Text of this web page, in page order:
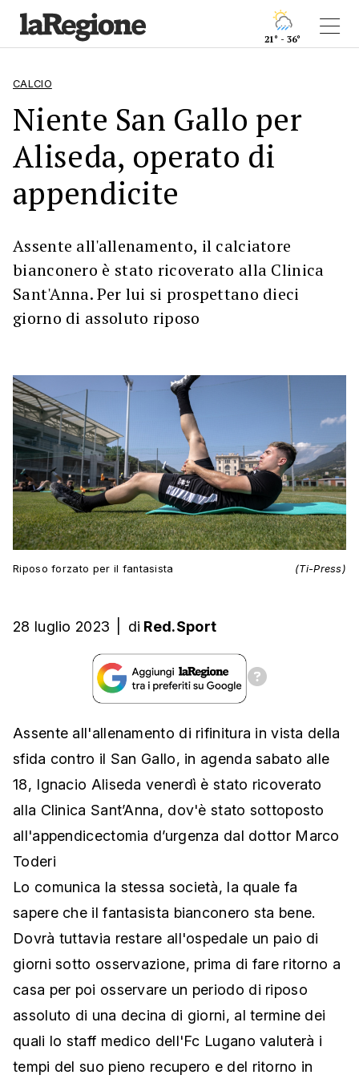
21° - 36°
CALCIO
Niente San Gallo per
Aliseda, operato di
appendicite
Assente all'allenamento, il calciatore
bianconero è stato ricoverato alla Clinica
Sant'Anna. Per lui si prospettano dieci
giorno di assoluto riposo
Riposo forzato per il fantasista (Ti-Press)
28 luglio 2023 di Red.Sport
Assente all'allenamento di rifinitura in vista della
sfida contro il San Gallo, in agenda sabato alle
18, Ignacio Aliseda venerdì è stato ricoverato
alla Clinica Sant’Anna, dov'è stato sottoposto
all'appendicectomia d’urgenza dal dottor Marco
Toderi
Lo comunica la stessa società, la quale fa
sapere che il fantasista bianconero sta bene.
Dovrà tuttavia restare all'ospedale un paio di
giorni sotto osservazione, prima di fare ritorno a
casa per poi osservare un periodo di riposo
assoluto di una decina di giorni, al termine dei
quali lo staff medico dell'Fc Lugano valuterà i
tempi del suo pieno recupero e del ritorno in